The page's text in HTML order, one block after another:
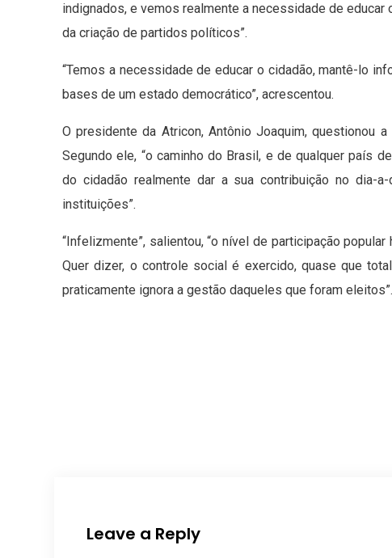
indignados, e vemos realmente a necessidade de
da criação de partidos políticos”.
“Temos a necessidade de educar o cidadão, mantê-lo
bases de um estado democrático”, acrescentou.
O presidente da Atricon, Antônio Joaquim, questionou
Segundo ele, “o caminho do Brasil, e de qualquer país
do cidadão realmente dar a sua contribuição no dia-
instituições”.
“Infelizmente”, salientou, “o nível de participação
Quer dizer, o controle social é exercido, quase que
praticamente ignora a gestão daqueles que foram eleitos”.
Leave a Reply